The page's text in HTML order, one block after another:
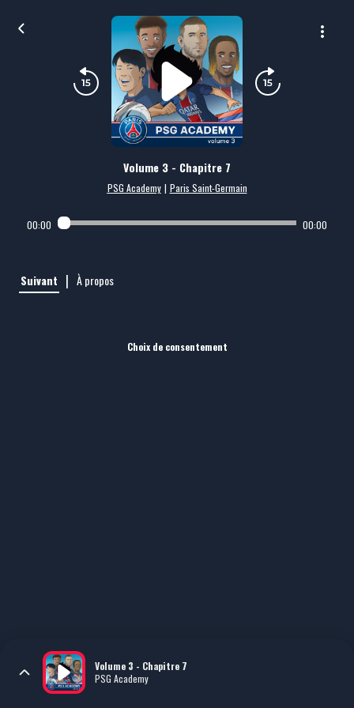
Volume 3 - Chapitre 7
PSG Academy | Paris Saint-Germain
00:00 00:00
Suivant | À propos
Choix de consentement
Volume 3 - Chapitre 7
PSG Academy